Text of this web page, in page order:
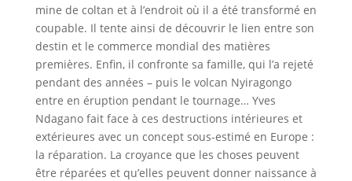
mine de coltan et à l’endroit où il a été transformé en
coupable. Il tente ainsi de découvrir le lien entre son
destin et le commerce mondial des matières
premières. Enfin, il confronte sa famille, qui l’a rejeté
pendant des années – puis le volcan Nyiragongo
entre en éruption pendant le tournage… Yves
Ndagano fait face à ces destructions intérieures et
extérieures avec un concept sous-estimé en Europe :
la réparation. La croyance que les choses peuvent
être réparées et qu’elles peuvent donner naissance à